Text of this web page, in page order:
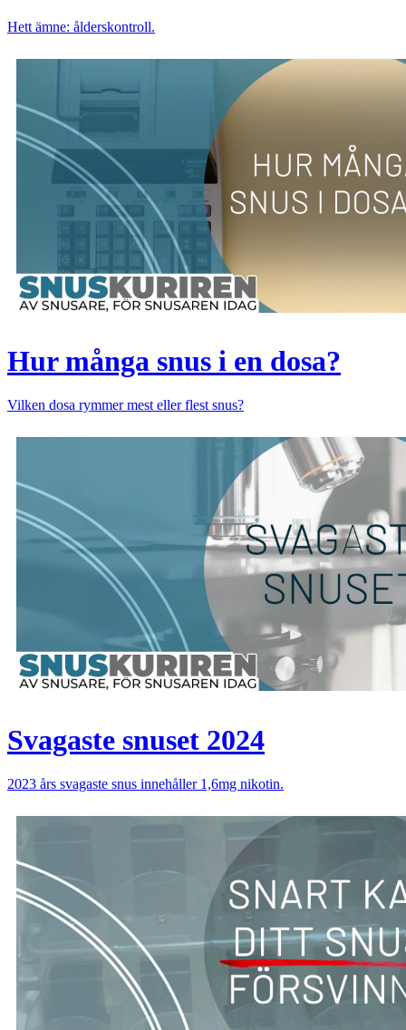
Hett ämne: ålderskontroll.
Hur många snus i en dosa?
Vilken dosa rymmer mest eller flest snus?
Svagaste snuset 2024
2023 års svagaste snus innehåller 1,6mg nikotin.